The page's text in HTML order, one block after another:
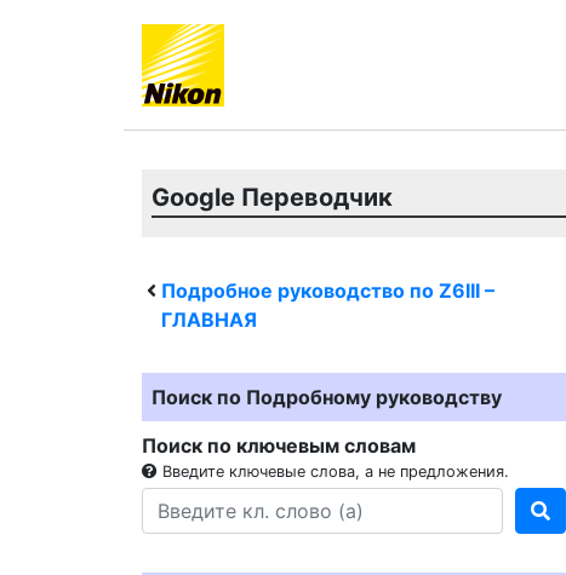
Google Переводчик
Подробное руководство по Z6III –
ГЛАВНАЯ
Поиск по Подробному руководству
Поиск по ключевым словам
Введите ключевые слова, а не предложения.